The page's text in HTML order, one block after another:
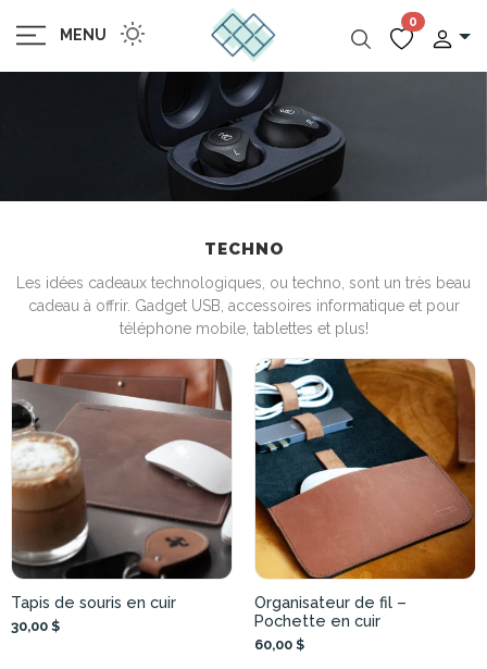
MENU
0
TECHNO
Les idées cadeaux technologiques, ou techno, sont un très beau
cadeau à offrir. Gadget USB, accessoires informatique et pour
téléphone mobile, tablettes et plus!
Tapis de souris en cuir
30,00 $
Organisateur de fil –
Pochette en cuir
60,00 $